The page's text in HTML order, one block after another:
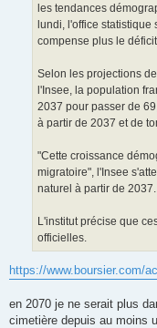
les tendances
lundi, l'office statistique
compense plus le
Selon les projections
l'Insee, la population
2037 pour passer de
à partir de 2037 et de
"Cette croissance
migratoire", l'Insee
naturel à partir de 2037.
L'institut précise que
officielles.
https://www.boursier.com/
en 2070 je ne serait plus
cimetière depuis au moins